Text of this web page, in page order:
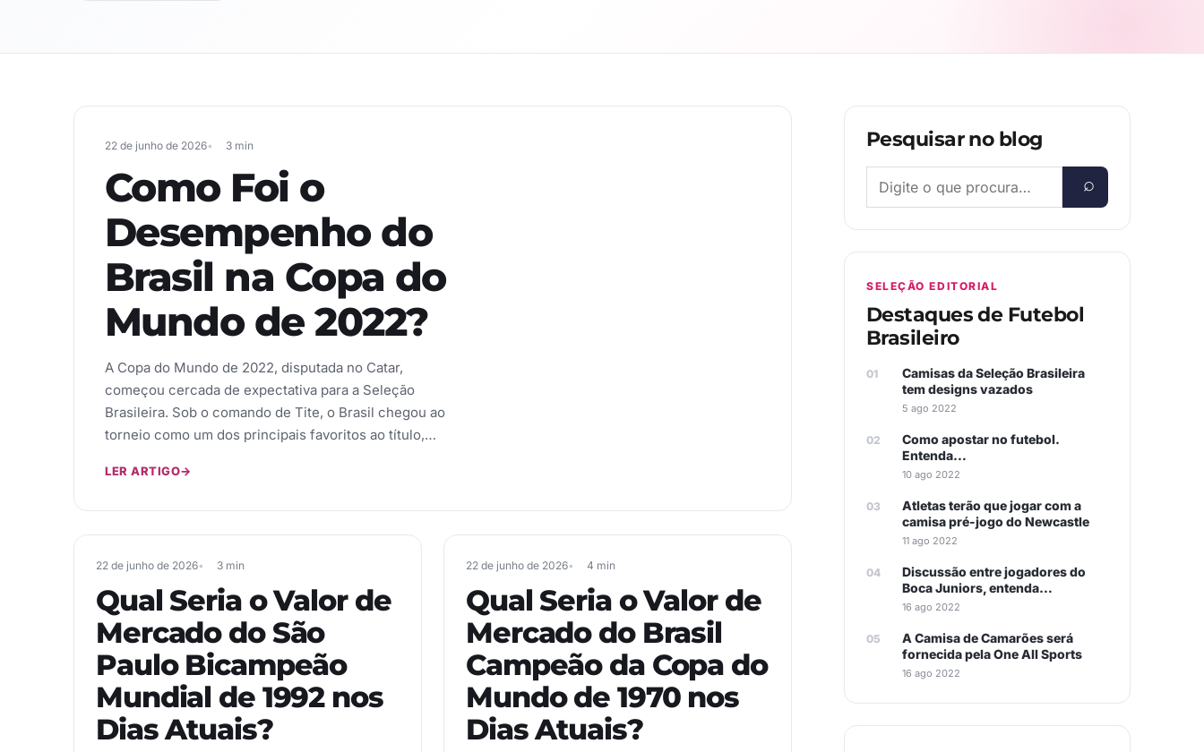
22 de junho de 2026 3 min
Como Foi o
Desempenho do
Brasil na Copa do
Mundo de 2022?
A Copa do Mundo de 2022, disputada no Catar,
começou cercada de expectativa para a Seleção
Brasileira. Sob o comando de Tite, o Brasil chegou ao
torneio como um dos principais favoritos ao título,…
LER ARTIGO→
22 de junho de 2026 3 min
Qual Seria o Valor de
Mercado do São
Paulo Bicampeão
Mundial de 1992 nos
Dias Atuais?
22 de junho de 2026 4 min
Qual Seria o Valor de
Mercado do Brasil
Campeão da Copa do
Mundo de 1970 nos
Dias Atuais?
Pesquisar no blog
SELEÇÃO EDITORIAL
Destaques de Futebol
Brasileiro
Camisas da Seleção Brasileira
tem designs vazados
5 ago 2022
Como apostar no futebol.
Entenda…
10 ago 2022
Atletas terão que jogar com a
camisa pré-jogo do Newcastle
11 ago 2022
Discussão entre jogadores do
Boca Juniors, entenda…
16 ago 2022
A Camisa de Camarões será
fornecida pela One All Sports
16 ago 2022